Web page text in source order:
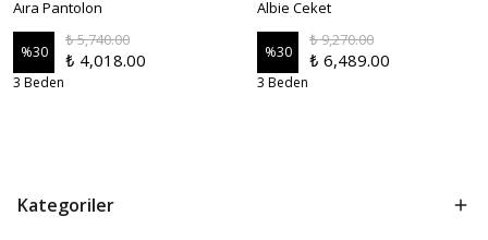
Aıra Pantolon
%30
₺ 5,740.00
₺ 4,018.00
3 Beden
Albie Ceket
%30
₺ 9,270.00
₺ 6,489.00
3 Beden
Kategoriler